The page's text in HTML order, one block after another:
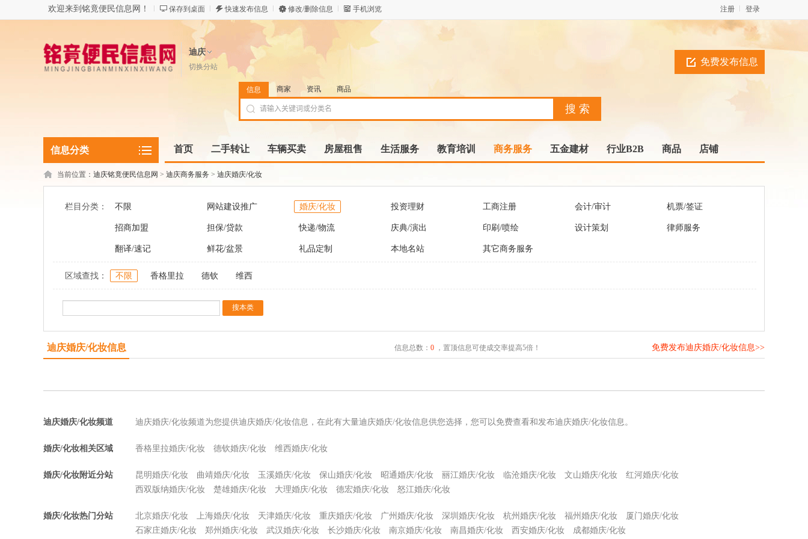
欢迎来到铭竟便民信息网！ 保存到桌面 快速发布信息 修改/删除信息 手机浏览 登录
注册
迪庆
切换分站 免费发布信息
信息 商家 资讯 商品
信息分类 首页 二手转让 车辆买卖 房屋租售 生活服务 教育培训 商务服务 五金建材 行业B2B 商品 店铺
当前位置： 迪庆铭竟便民信息网 > 迪庆商务服务 > 迪庆婚庆/化妆
栏目分类： 不限 网站建设推广 婚庆/化妆 投资理财 工商注册 会计/审计 机票/签证
招商加盟 担保/贷款 快递/物流 庆典/演出 印刷/喷绘 设计策划 律师服务
翻译/速记 鲜花/盆景 礼品定制 本地名站 其它商务服务
区域查找： 不限 香格里拉 德钦 维西
迪庆婚庆/化妆信息 信息总数： 0，置顶信息可使成交率提高5倍！ 免费发布迪庆婚庆/化妆信息>>
迪庆婚庆/化妆频道 迪庆婚庆/化妆频道为您提供迪庆婚庆/化妆信息，在此有大量迪庆婚庆/化妆信息供您选择，您可以免费查看和发布迪庆婚庆/化妆信息。
婚庆/化妆相关区域 香格里拉婚庆/化妆 德钦婚庆/化妆 维西婚庆/化妆
婚庆/化妆附近分站 昆明婚庆/化妆 曲靖婚庆/化妆 玉溪婚庆/化妆 保山婚庆/化妆 昭通婚庆/化妆 丽江婚庆/化妆 临沧婚庆/化妆 文山婚庆/化妆
红河婚庆/化妆
西双版纳婚庆/化妆
楚雄婚庆/化妆 大理婚庆/化妆 德宏婚庆/化妆 怒江婚庆/化妆
婚庆/化妆热门分站 北京婚庆/化妆 上海婚庆/化妆 天津婚庆/化妆 重庆婚庆/化妆 广州婚庆/化妆 深圳婚庆/化妆 杭州婚庆/化妆 福州婚庆/化妆
厦门婚庆/化妆
石家庄婚庆/化妆
郑州婚庆/化妆 武汉婚庆/化妆 长沙婚庆/化妆 南京婚庆/化妆 南昌婚庆/化妆 西安婚庆/化妆 成都婚庆/化妆